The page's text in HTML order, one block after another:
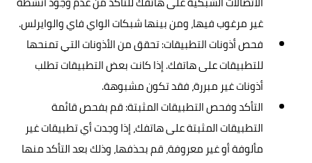
غير مرغوب فيها، ومن بينها شبكات الواي فاي والوايرلس.
فحص أذونات التطبيقات: تحقق من الأذونات التي تمنحها
للتطبيقات على هاتفك. إذا كانت بعض التطبيقات تطلب
أذونات غير مبررة، فقد تكون مشبوهة.
التأكد وفحص التطبيقات المثبتة: قم بفحص قائمة
التطبيقات المثبتة على هاتفك، إذا وجدت أي تطبيقات غير
مألوفة أو غير معروفة، قم بحذفها، وذلك بعد التأكد منها